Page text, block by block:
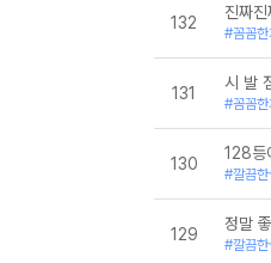
미적분l-천재
확률과 통계-천
132
진짜
#꼼꼼
131
시 발
#꼼꼼
130
128등
#깔끔
129
정말
#깔끔